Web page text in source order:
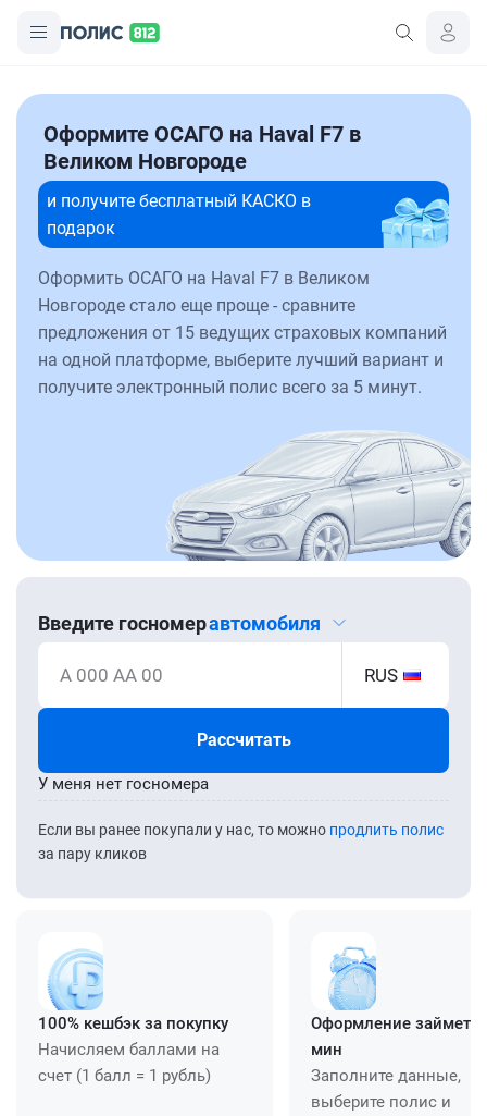
Оформите ОСАГО на Haval F7 в
Великом Новгороде
и получите бесплатный КАСКО в
подарок
Оформить ОСАГО на Haval F7 в Великом
Новгороде стало еще проще - сравните
предложения от 15 ведущих страховых компаний
на одной платформе, выберите лучший вариант и
получите электронный полис всего за 5 минут.
Введите госномеравтомобиля
А 000 АА 00 RUS
Рассчитать
Если вы ранее покупали у нас, то можно продлить полис
за пару кликов
У меня нет госномера
100% кешбэк за покупку
Начисляем баллами на
счет (1 балл = 1 рубль)
Оформление займет
мин
Заполните данные,
выберите полис и